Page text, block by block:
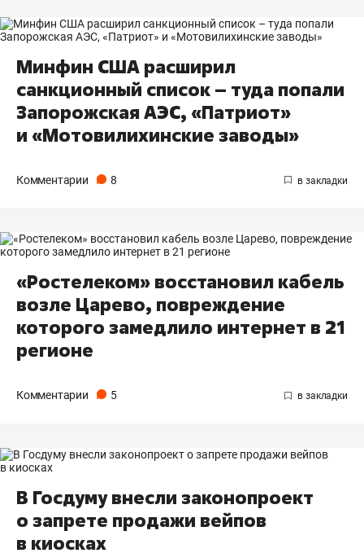
Минфин США расширил
санкционный список – туда попали
Запорожская АЭС, «Патриот»
и «Мотовилихинские заводы»
Комментарии 8
«Ростелеком» восстановил кабель
возле Царево, повреждение
которого замедлило интернет в 21
регионе
Комментарии 5
В Госдуму внесли законопроект
о запрете продажи вейпов
в киосках